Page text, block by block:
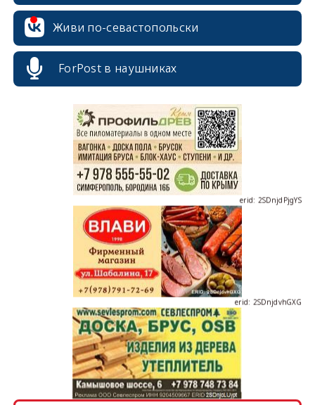
Живи по-севастопольски
ForPost в наушниках
erid: 2SDnjdPjgYS
erid: 2SDnjdvhGXG